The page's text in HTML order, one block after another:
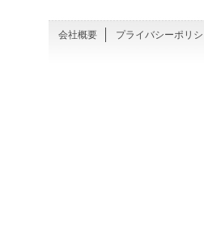
会社概要 プライバシーポリ